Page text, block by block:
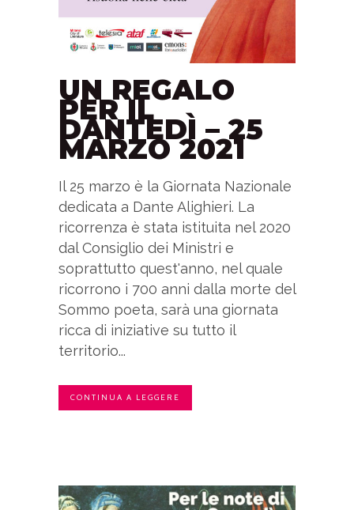
UN REGALO
PER IL
DANTEDÌ – 25
MARZO 2021
Il 25 marzo è la Giornata Nazionale
dedicata a Dante Alighieri. La
ricorrenza è stata istituita nel 2020
dal Consiglio dei Ministri e
soprattutto quest'anno, nel quale
ricorrono i 700 anni dalla morte del
Sommo poeta, sarà una giornata
ricca di iniziative su tutto il
territorio...
CONTINUA A LEGGERE